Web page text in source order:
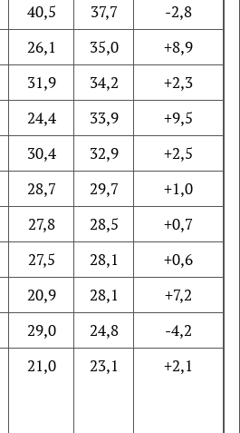
40,5 37,7
-2,8
26,1 35,0
+8,9
31,9 34,2
+2,3
24,4 33,9
+9,5
30,4 32,9
+2,5
28,7 29,7
+1,0
27,8 28,5
+0,7
27,5 28,1
+0,6
20,9 28,1
+7,2
29,0 24,8
-4,2
21,0 23,1 +2,1